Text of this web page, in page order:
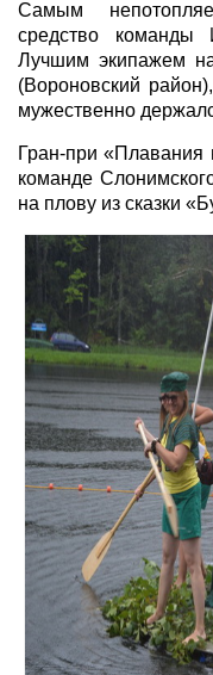
Самым
средство команды
Лучшим экипажем
(Вороновский
мужественно
Гран-при «Плавания
команде
на плову из сказки